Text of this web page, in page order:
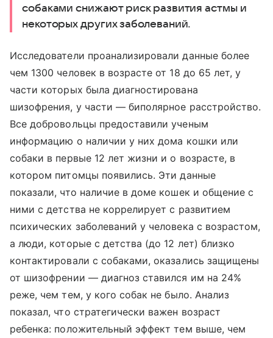
собаками снижают риск развития астмы и
некоторых других заболеваний.
Исследователи проанализировали данные более
чем 1300 человек в возрасте от 18 до 65 лет, у
части которых была диагностирована
шизофрения, у части — биполярное расстройство.
Все добровольцы предоставили ученым
информацию о наличии у них дома кошки или
собаки в первые 12 лет жизни и о возрасте, в
котором питомцы появились. Эти данные
показали, что наличие в доме кошек и общение с
ними с детства не коррелирует с развитием
психических заболеваний у человека с возрастом,
а люди, которые с детства (до 12 лет) близко
контактировали с собаками, оказались защищены
от шизофрении — диагноз ставился им на 24%
реже, чем тем, у кого собак не было. Анализ
показал, что стратегически важен возраст
ребенка: положительный эффект тем выше, чем